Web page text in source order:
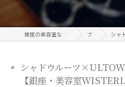
銀座の美容室なら信頼のWISTERIA ブログ シャドウ
シャドウルーツ
【銀座・美容室